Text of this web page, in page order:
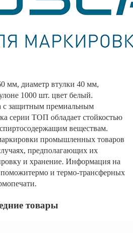
мм, диаметр втулки 40 мм,
1000 шт. цвет белый.
с защитным премиальным
серии ТОП обладает стойкостью
веществам.
промышленных товаров
предполагающих их
и хранение. Информация на
поможитермо и термо-трансферных
товары